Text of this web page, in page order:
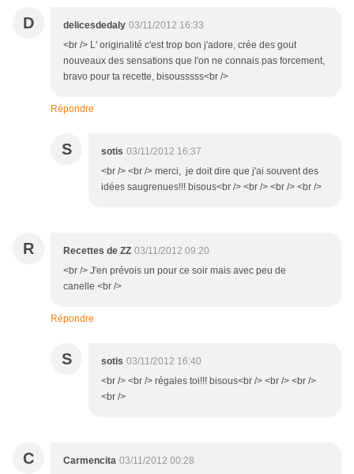
D delicesdedaly 03/11/2012 16:33
<br /> L' originalité c'est trop bon j'adore, crée des gout
nouveaux des sensations que l'on ne connais pas forcement,
bravo pour ta recette, bisousssss<br />
Répondre
S sotis 03/11/2012 16:37
<br /> <br /> merci, je doit dire que j'ai souvent des
idées saugrenues!!! bisous<br /> <br /> <br /> <br />
R Recettes de ZZ 03/11/2012 09:20
<br /> J'en prévois un pour ce soir mais avec peu de
canelle <br />
Répondre
S sotis 03/11/2012 16:40
<br /> <br /> régales toi!!! bisous<br /> <br /> <br />
<br />
C Carmencita 03/11/2012 00:28